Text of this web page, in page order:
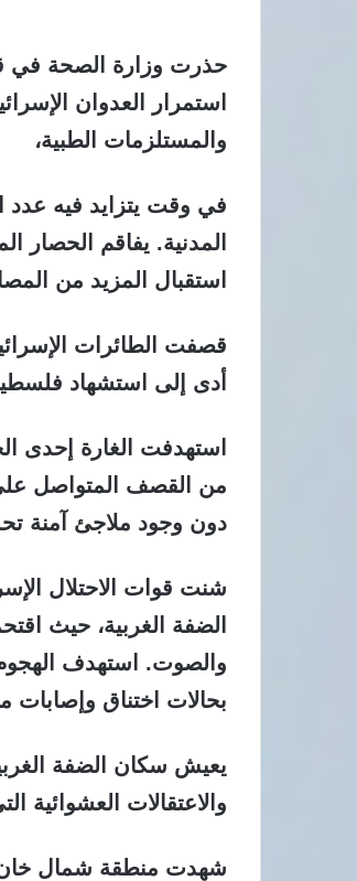
حذرت وزارة الصحة في
استمرار العدوان
والمستلزمات الطبية،
في وقت يتزايد فيه عدد
المدنية. يفاقم
استقبال المزيد من
قصفت الطائرات
أدى إلى استشهاد
استهدفت الغارة إحدى
من القصف المتواصل
دون وجود ملاجئ آمنة
شنت قوات الاحتلال
الضفة الغربية، حيث
والصوت. استهدف
بحالات اختناق وإصابات
يعيش سكان الضفة
والاعتقالات العشوائية
شهدت منطقة شمال خان